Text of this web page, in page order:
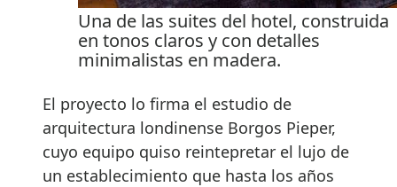
Una de las suites del hotel, construida
en tonos claros y con detalles
minimalistas en madera.
El proyecto lo firma el estudio de
arquitectura londinense Borgos Pieper,
cuyo equipo quiso reintepretar el lujo de
un establecimiento que hasta los años